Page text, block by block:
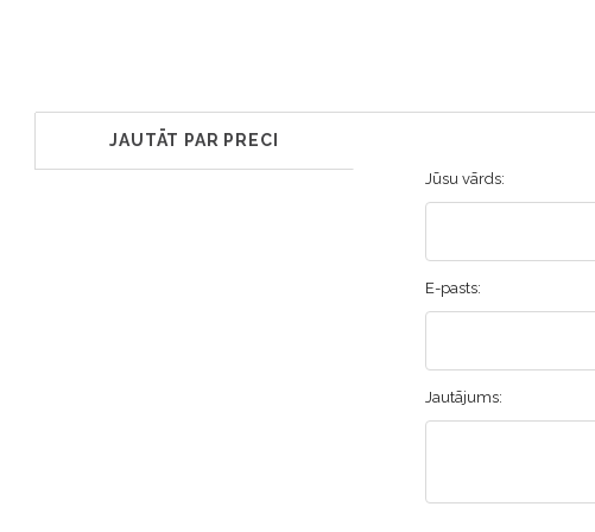
JAUTĀT PAR PRECI
Jūsu vārds:
E-pasts:
Jautājums: